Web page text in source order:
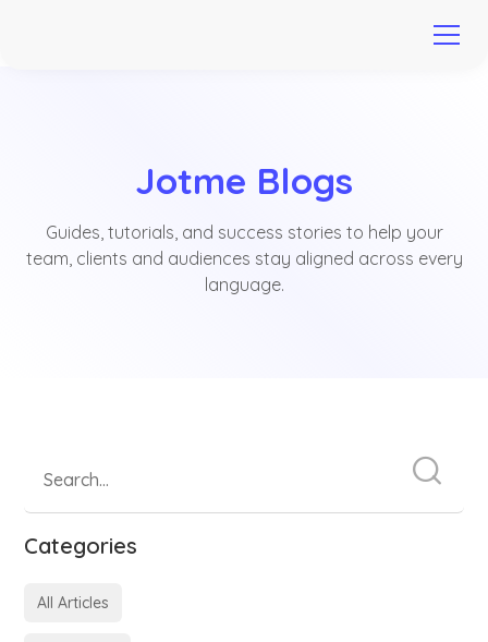
Jotme Blogs
Guides, tutorials, and success stories to help your
team, clients and audiences stay aligned across every
language.
Categories
All Articles